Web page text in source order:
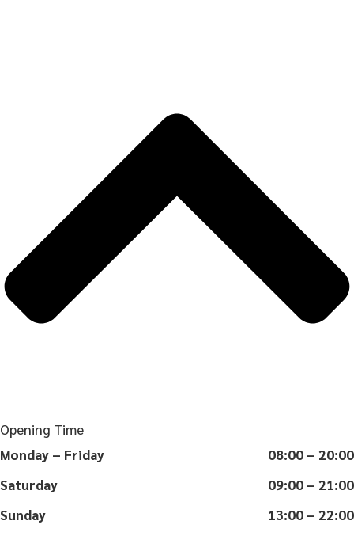
Opening Time
Monday – Friday
08:00 – 20:00
Saturday
09:00 – 21:00
Sunday
13:00 – 22:00